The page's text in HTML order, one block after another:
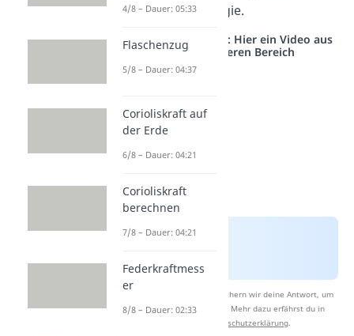
und Verlustenergie.
Studyflix vernetzt: Hier ein Video aus
einem anderen Bereich
Nach Beantwortung speichern wir deine Antwort, um
Studyflix zu verbessern. Mehr dazu erfährst du in
Datenschutzerklärung.
4/8 – Dauer: 05:33
Flaschenzug
5/8 – Dauer: 04:37
Corioliskraft auf
der Erde
6/8 – Dauer: 04:21
Corioliskraft
berechnen
7/8 – Dauer: 04:21
Federkraftmess
er
8/8 – Dauer: 02:33